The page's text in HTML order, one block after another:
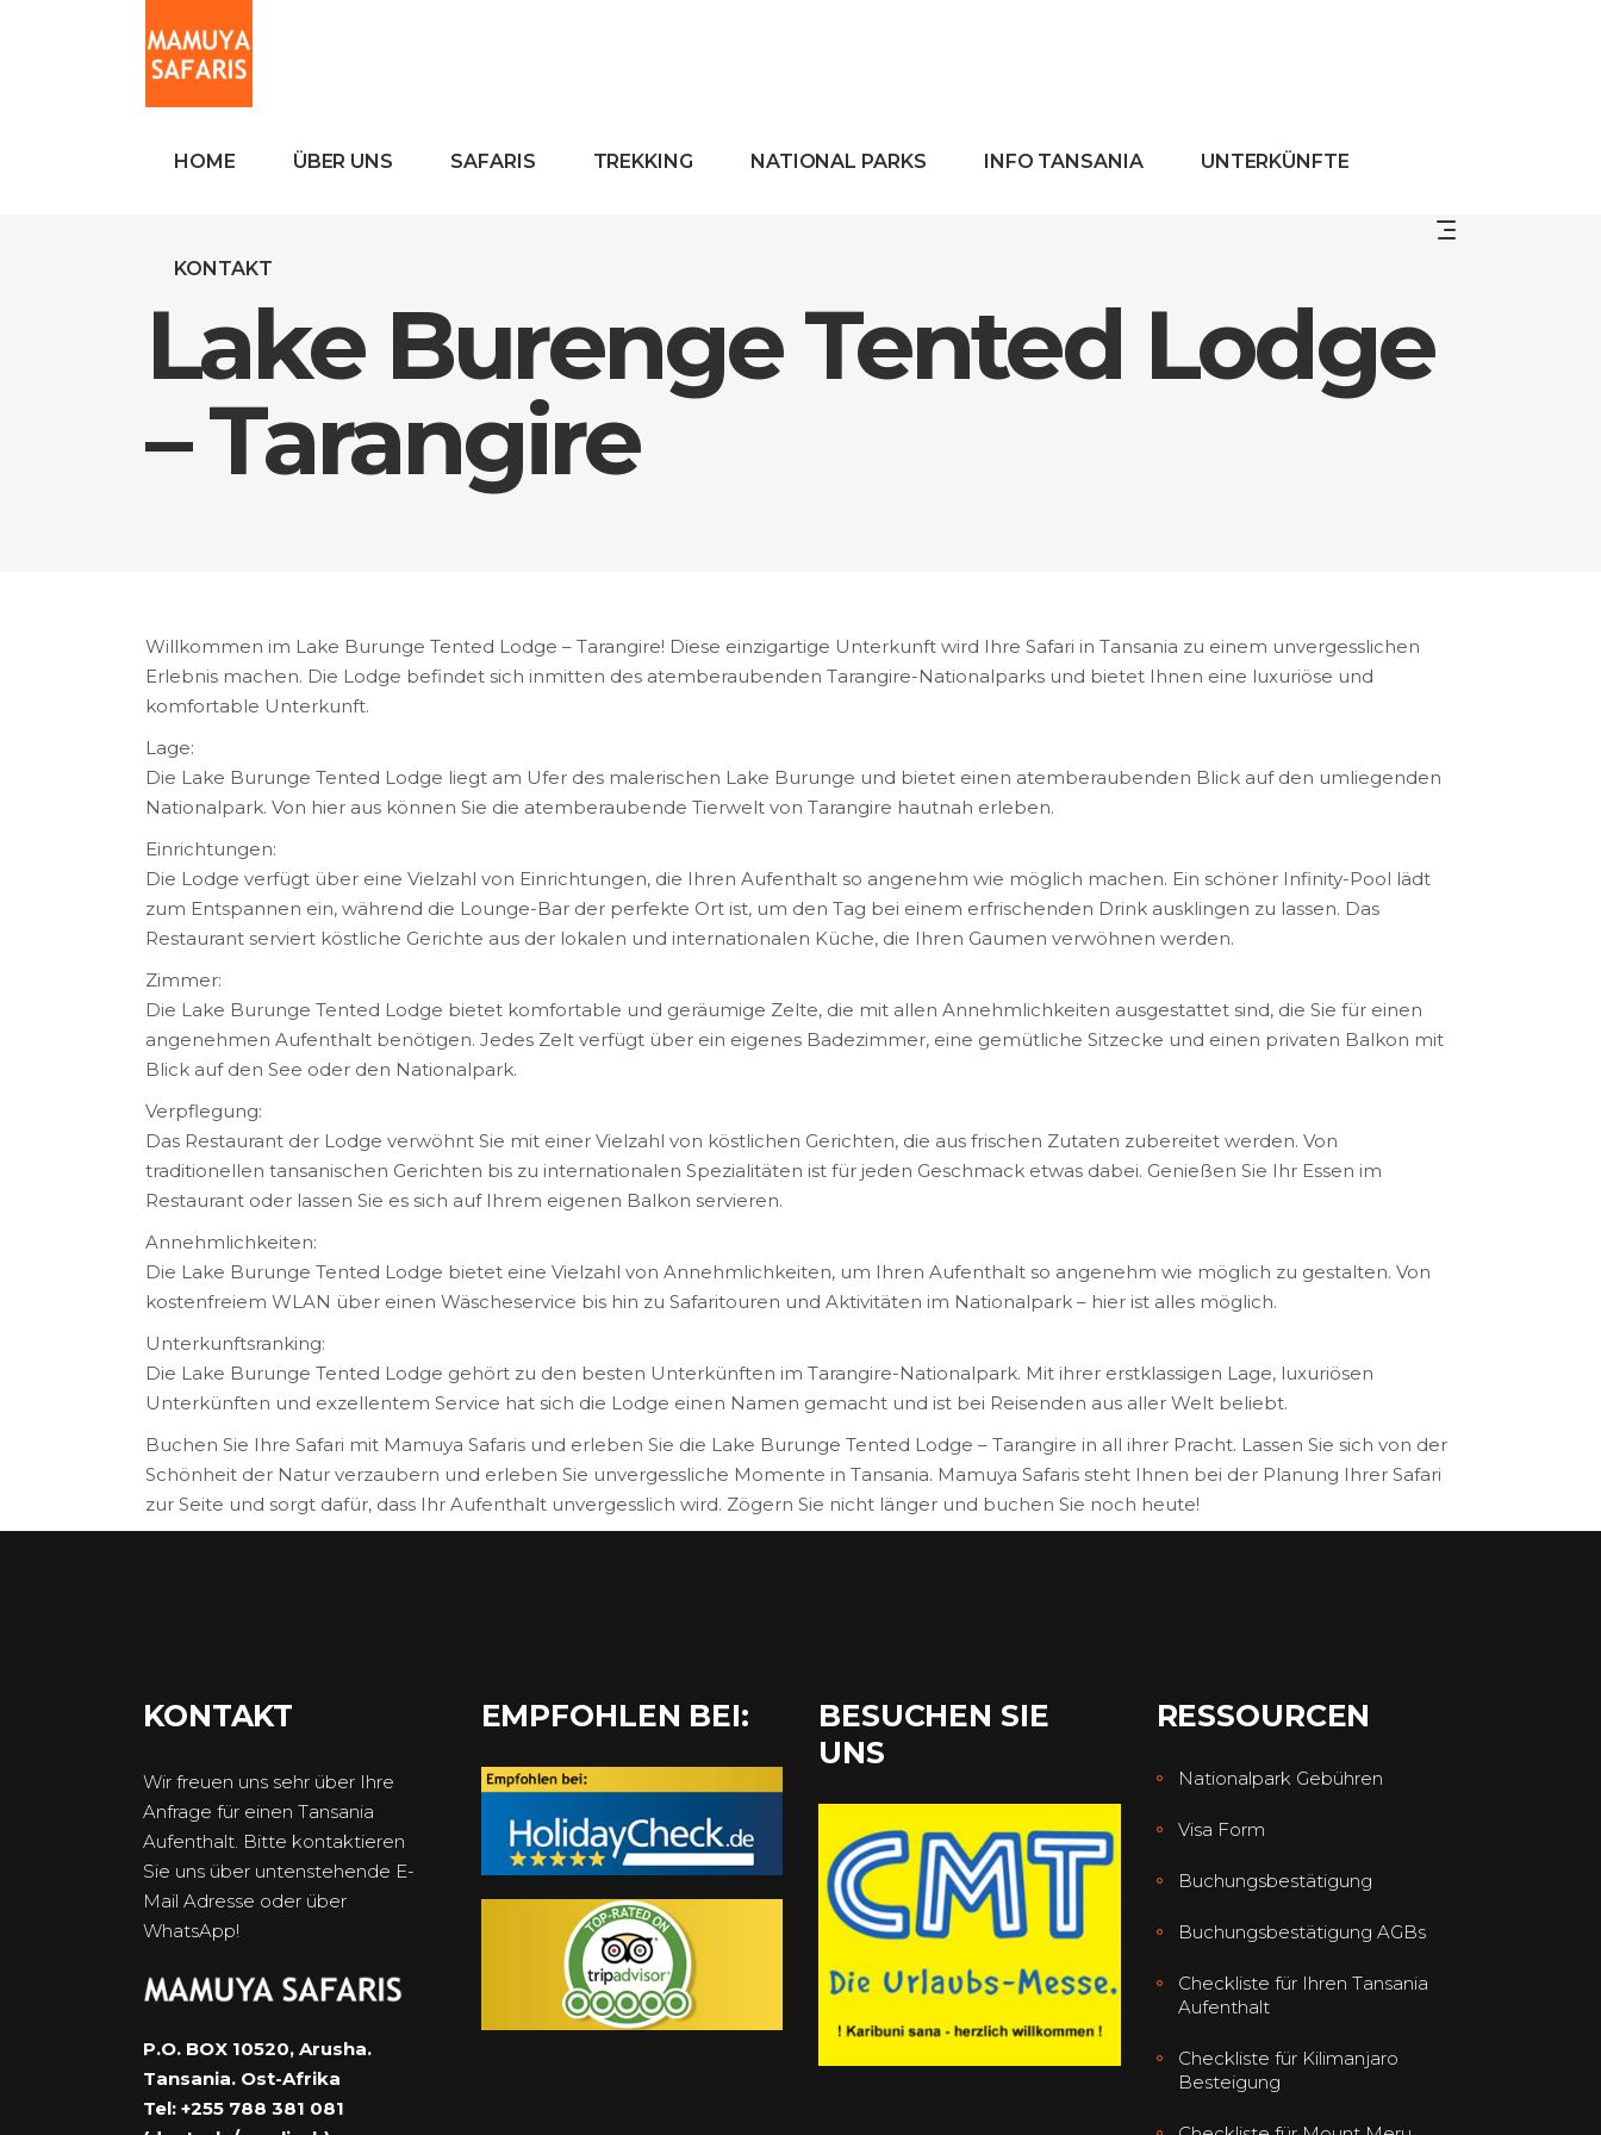
HOME ÜBER UNS SAFARIS TREKKING NATIONAL PARKS INFO TANSANIA UNTERKÜNFTE
KONTAKT
Lake Burenge Tented Lodge
– Tarangire
Willkommen im Lake Burunge Tented Lodge – Tarangire! Diese einzigartige Unterkunft wird Ihre Safari in Tansania zu einem unvergesslichen
Erlebnis machen. Die Lodge befindet sich inmitten des atemberaubenden Tarangire-Nationalparks und bietet Ihnen eine luxuriöse und
komfortable Unterkunft.
Lage:
Die Lake Burunge Tented Lodge liegt am Ufer des malerischen Lake Burunge und bietet einen atemberaubenden Blick auf den umliegenden
Nationalpark. Von hier aus können Sie die atemberaubende Tierwelt von Tarangire hautnah erleben.
Einrichtungen:
Die Lodge verfügt über eine Vielzahl von Einrichtungen, die Ihren Aufenthalt so angenehm wie möglich machen. Ein schöner Infinity-Pool lädt
zum Entspannen ein, während die Lounge-Bar der perfekte Ort ist, um den Tag bei einem erfrischenden Drink ausklingen zu lassen. Das
Restaurant serviert köstliche Gerichte aus der lokalen und internationalen Küche, die Ihren Gaumen verwöhnen werden.
Zimmer:
Die Lake Burunge Tented Lodge bietet komfortable und geräumige Zelte, die mit allen Annehmlichkeiten ausgestattet sind, die Sie für einen
angenehmen Aufenthalt benötigen. Jedes Zelt verfügt über ein eigenes Badezimmer, eine gemütliche Sitzecke und einen privaten Balkon mit
Blick auf den See oder den Nationalpark.
Verpflegung:
Das Restaurant der Lodge verwöhnt Sie mit einer Vielzahl von köstlichen Gerichten, die aus frischen Zutaten zubereitet werden. Von
traditionellen tansanischen Gerichten bis zu internationalen Spezialitäten ist für jeden Geschmack etwas dabei. Genießen Sie Ihr Essen im
Restaurant oder lassen Sie es sich auf Ihrem eigenen Balkon servieren.
Annehmlichkeiten:
Die Lake Burunge Tented Lodge bietet eine Vielzahl von Annehmlichkeiten, um Ihren Aufenthalt so angenehm wie möglich zu gestalten. Von
kostenfreiem WLAN über einen Wäscheservice bis hin zu Safaritouren und Aktivitäten im Nationalpark – hier ist alles möglich.
Unterkunftsranking:
Die Lake Burunge Tented Lodge gehört zu den besten Unterkünften im Tarangire-Nationalpark. Mit ihrer erstklassigen Lage, luxuriösen
Unterkünften und exzellentem Service hat sich die Lodge einen Namen gemacht und ist bei Reisenden aus aller Welt beliebt.
Buchen Sie Ihre Safari mit Mamuya Safaris und erleben Sie die Lake Burunge Tented Lodge – Tarangire in all ihrer Pracht. Lassen Sie sich von der
Schönheit der Natur verzaubern und erleben Sie unvergessliche Momente in Tansania. Mamuya Safaris steht Ihnen bei der Planung Ihrer Safari
zur Seite und sorgt dafür, dass Ihr Aufenthalt unvergesslich wird. Zögern Sie nicht länger und buchen Sie noch heute!
KONTAKT
Wir freuen uns sehr über Ihre
Anfrage für einen Tansania
Aufenthalt. Bitte kontaktieren
Sie uns über untenstehende E-
Mail Adresse oder über
WhatsApp!
P.O. BOX 10520, Arusha.
Tansania. Ost-Afrika
Tel: +255 788 381 081
EMPFOHLEN BEI:
BESUCHEN SIE
UNS
RESSOURCEN
Nationalpark Gebühren
Visa Form
Buchungsbestätigung
Buchungsbestätigung AGBs
Checkliste für Ihren Tansania
Aufenthalt
Checkliste für Kilimanjaro
Besteigung